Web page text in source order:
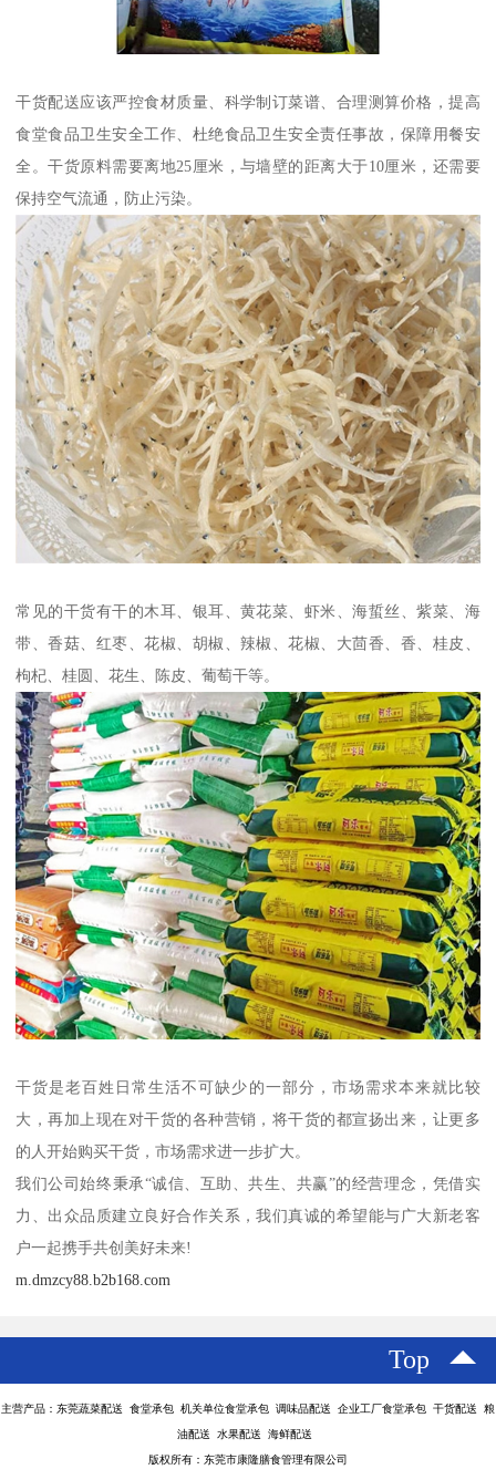
干货配送应该严控食材质量、科学制订菜谱、合理测算价格，提高
食堂食品卫生安全工作、杜绝食品卫生安全责任事故，保障用餐安
全。干货原料需要离地25厘米，与墙壁的距离大于10厘米，还需要
保持空气流通，防止污染。
常见的干货有干的木耳、银耳、黄花菜、虾米、海蜇丝、紫菜、海
带、香菇、红枣、花椒、胡椒、辣椒、花椒、大茴香、香、桂皮、
枸杞、桂圆、花生、陈皮、葡萄干等。
干货是老百姓日常生活不可缺少的一部分，市场需求本来就比较
大，再加上现在对干货的各种营销，将干货的都宣扬出来，让更多
的人开始购买干货，市场需求进一步扩大。
我们公司始终秉承“诚信、互助、共生、共赢”的经营理念，凭借实
力、出众品质建立良好合作关系，我们真诚的希望能与广大新老客
户一起携手共创美好未来!
m.dmzcy88.b2b168.com
Top
主营产品：东莞蔬菜配送 食堂承包 机关单位食堂承包 调味品配送 企业工厂食堂承包 干货配送 粮
油配送 水果配送 海鲜配送
版权所有：东莞市康隆膳食管理有限公司